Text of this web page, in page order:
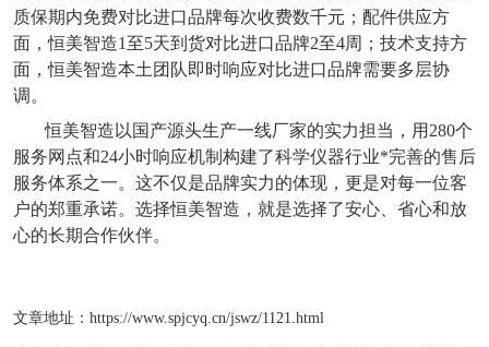
质保期内免费对比进口品牌每次收费数千元；配件供应方
面，恒美智造1至5天到货对比进口品牌2至4周；技术支持方
面，恒美智造本土团队即时响应对比进口品牌需要多层协
调。
恒美智造以国产源头生产一线厂家的实力担当，用 280个
服务网点和24小时响应机制构建了科学仪器行业*完善的售后
服务体系之一。这不仅是品牌实力的体现，更是对每一位客
户的郑重承诺。选择恒美智造，就是选择了安心、省心和放
心的长期合作伙伴。
文章地址： https://www.spjcyq.cn/jswz/1121.html